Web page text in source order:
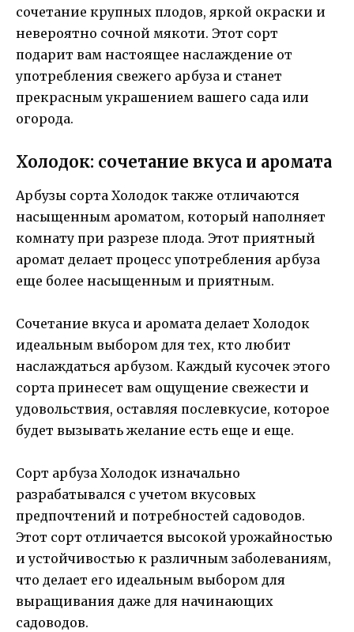
сочетание крупных плодов, яркой окраски и
невероятно сочной мякоти. Этот сорт
подарит вам настоящее наслаждение от
употребления свежего арбуза и станет
прекрасным украшением вашего сада или
огорода.
Холодок: сочетание вкуса и аромата
Арбузы сорта Холодок также отличаются
насыщенным ароматом, который наполняет
комнату при разрезе плода. Этот приятный
аромат делает процесс употребления арбуза
еще более насыщенным и приятным.
Сочетание вкуса и аромата делает Холодок
идеальным выбором для тех, кто любит
наслаждаться арбузом. Каждый кусочек этого
сорта принесет вам ощущение свежести и
удовольствия, оставляя послевкусие, которое
будет вызывать желание есть еще и еще.
Сорт арбуза Холодок изначально
разрабатывался с учетом вкусовых
предпочтений и потребностей садоводов.
Этот сорт отличается высокой урожайностью
и устойчивостью к различным заболеваниям,
что делает его идеальным выбором для
выращивания даже для начинающих
садоводов.